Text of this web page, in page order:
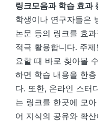
링크모음과 학습 효과
학생이나 연구자들은
논문 등의 링크를 효
적극 활용합니다. 주
요할 때 바로 찾아볼
하면 학습 내용을 한
다. 또한, 온라인 스터
는 링크를 한곳에 모
어 지식의 공유와 확